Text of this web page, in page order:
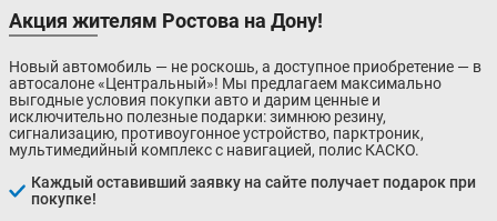
Акция жителям Ростова на Дону!
Новый автомобиль — не роскошь, а доступное приобретение — в
автосалоне «Центральный»! Мы предлагаем максимально
выгодные условия покупки авто и дарим ценные и
исключительно полезные подарки: зимнюю резину,
сигнализацию, противоугонное устройство, парктроник,
мультимедийный комплекс с навигацией, полис КАСКО.
Каждый оставивший заявку на сайте получает подарок при
покупке!